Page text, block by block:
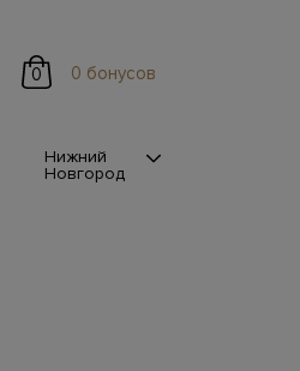
0 0 бонусов
Нижний
Новгород